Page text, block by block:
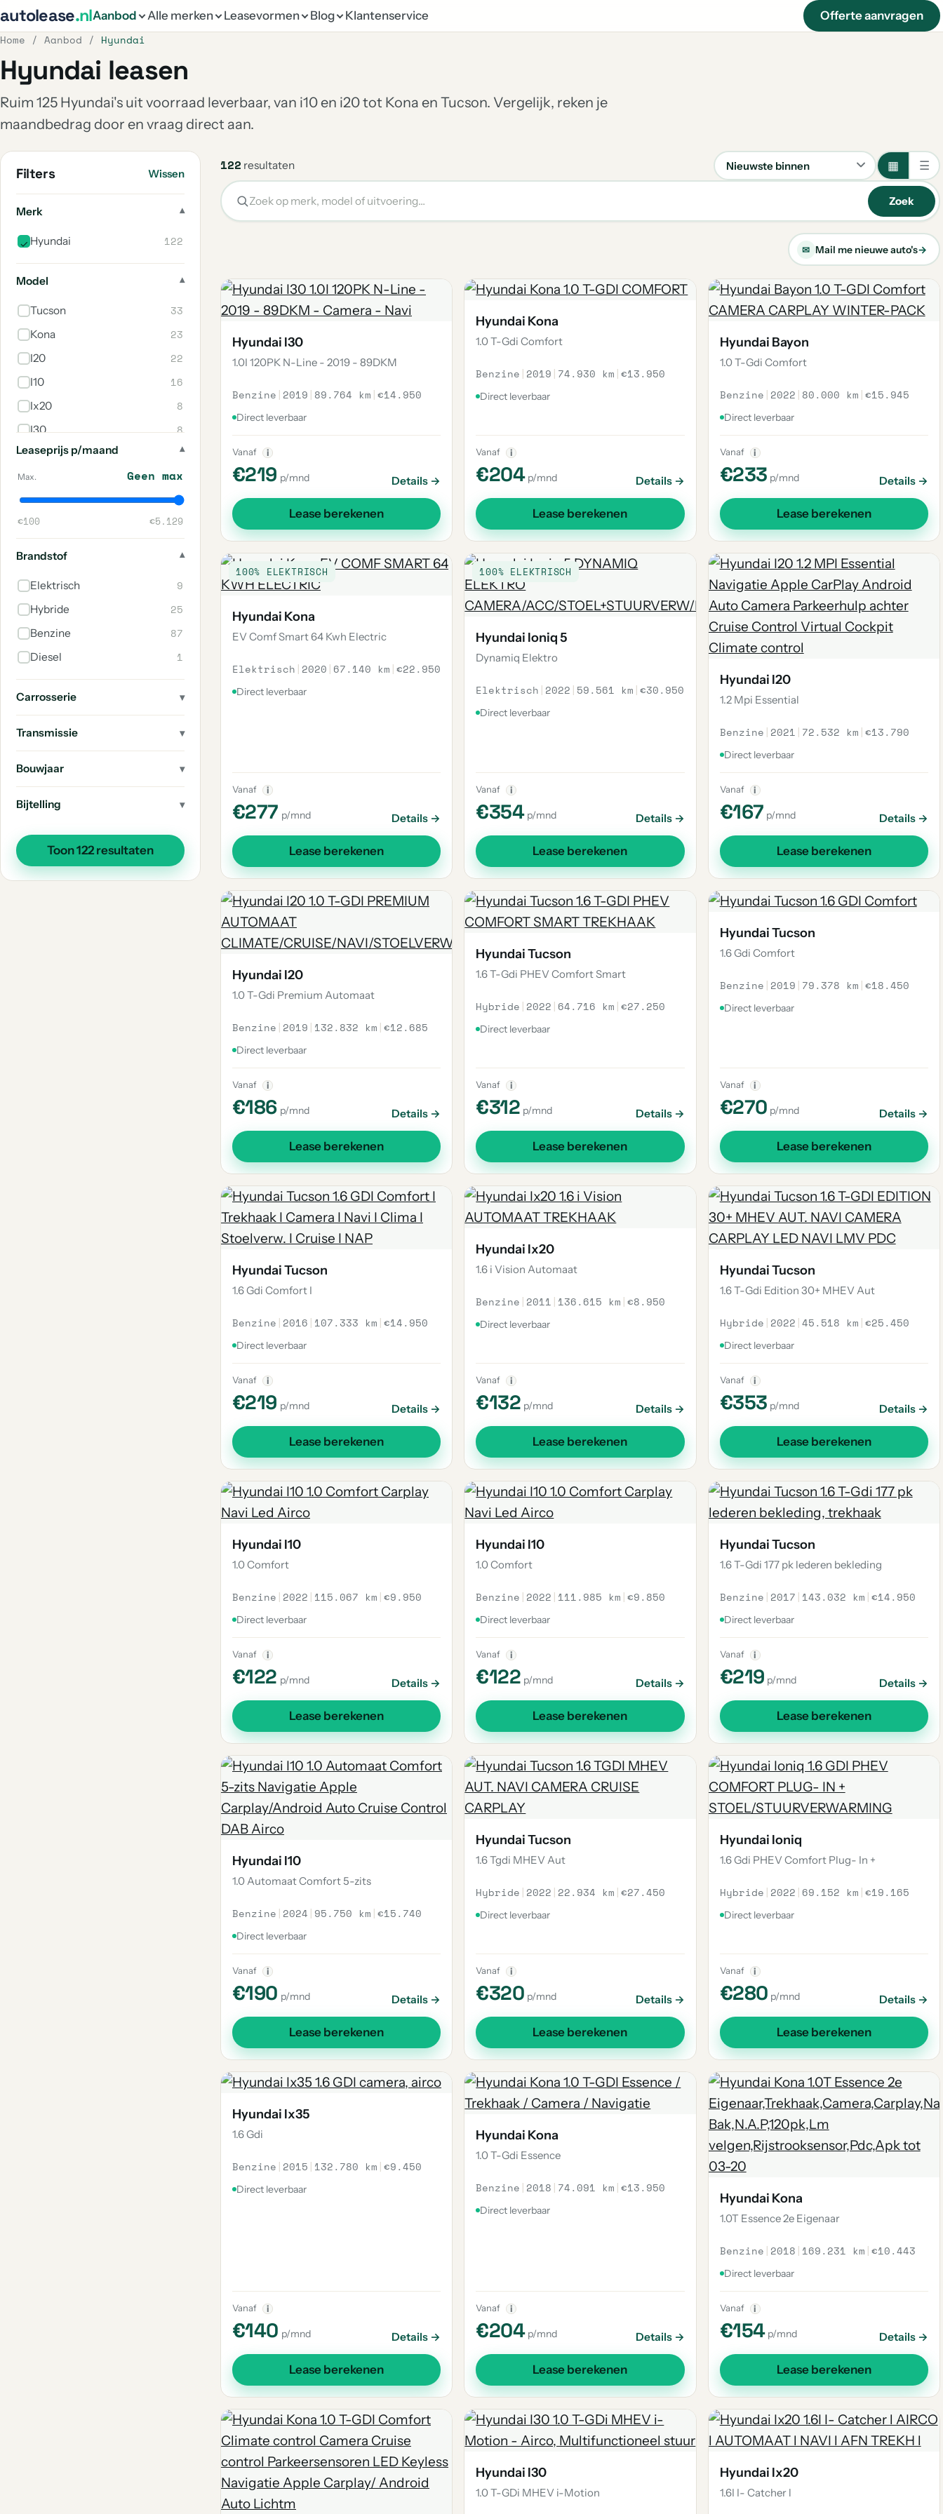
autolease.nlAanbod Alle merken Leasevormen Blog Klantenservice Offerte aanvragen
Home / Aanbod / Hyundai
Hyundai leasen
Ruim 125 Hyundai's uit voorraad leverbaar, van i10 en i20 tot Kona en Tucson. Vergelijk, reken je
maandbedrag door en vraag direct aan.
Filters Wissen
Merk
Hyundai 122
Model
Tucson 33
Kona 23
I20 22
I10 16
Ix20 8
I30 8
Bayon 2
Ioniq 2
Ix35 2
Kona Electric 2
I40 1
Santa Fe
Leaseprijs p/maand
Max. Geen max
€100 €5.129
Brandstof
Elektrisch 9
Hybride 25
Benzine 87
Diesel 1
Carrosserie
Transmissie
Bouwjaar
Bijtelling
Toon 122 resultaten
122 resultaten
Sorteren
▦ ☰
Zoek
✉ Mail me nieuwe auto's→
Hyundai I30
1.0I 120PK N-Line - 2019 - 89DKM
Benzine | 2019 | 89.764 km |€14.950
Direct leverbaar
Vanaf i
€219 p/mnd Details →
Lease berekenen
Hyundai Kona
1.0 T-Gdi Comfort
Benzine | 2019 | 74.930 km |€13.950
Direct leverbaar
Vanaf i
€204 p/mnd Details →
Lease berekenen
Hyundai Bayon
1.0 T-Gdi Comfort
Benzine | 2022 | 80.000 km |€15.945
Direct leverbaar
Vanaf i
€233 p/mnd Details →
Lease berekenen
100% ELEKTRISCH
Hyundai Kona
EV Comf Smart 64 Kwh Electric
Elektrisch | 2020 | 67.140 km |€22.950
Direct leverbaar
Vanaf i
€277 p/mnd Details →
Lease berekenen
100% ELEKTRISCH
Hyundai Ioniq 5
Dynamiq Elektro
Elektrisch | 2022 | 59.561 km |€30.950
Direct leverbaar
Vanaf i
€354 p/mnd Details →
Lease berekenen
Hyundai I20
1.2 Mpi Essential
Benzine | 2021 | 72.532 km |€13.790
Direct leverbaar
Vanaf i
€167 p/mnd Details →
Lease berekenen
Hyundai I20
1.0 T-Gdi Premium Automaat
Benzine | 2019 | 132.832 km |€12.685
Direct leverbaar
Vanaf i
€186 p/mnd Details →
Lease berekenen
Hyundai Tucson
1.6 T-Gdi PHEV Comfort Smart
Hybride | 2022 | 64.716 km |€27.250
Direct leverbaar
Vanaf i
€312 p/mnd Details →
Lease berekenen
Hyundai Tucson
1.6 Gdi Comfort
Benzine | 2019 | 79.378 km |€18.450
Direct leverbaar
Vanaf i
€270 p/mnd Details →
Lease berekenen
Hyundai Tucson
1.6 Gdi Comfort I
Benzine | 2016 | 107.333 km |€14.950
Direct leverbaar
Vanaf i
€219 p/mnd Details →
Lease berekenen
Hyundai Ix20
1.6 i Vision Automaat
Benzine | 2011 | 136.615 km |€8.950
Direct leverbaar
Vanaf i
€132 p/mnd Details →
Lease berekenen
Hyundai Tucson
1.6 T-Gdi Edition 30+ MHEV Aut
Hybride | 2022 |45.518 km |€25.450
Direct leverbaar
Vanaf i
€353 p/mnd Details →
Lease berekenen
Hyundai I10
1.0 Comfort
Benzine | 2022 | 115.067 km |€9.950
Direct leverbaar
Vanaf i
€122 p/mnd Details →
Lease berekenen
Hyundai I10
1.0 Comfort
Benzine | 2022 | 111.985 km |€9.850
Direct leverbaar
Vanaf i
€122 p/mnd Details →
Lease berekenen
Hyundai Tucson
1.6 T-Gdi 177 pk lederen bekleding
Benzine | 2017 | 143.032 km |€14.950
Direct leverbaar
Vanaf i
€219 p/mnd Details →
Lease berekenen
Hyundai I10
1.0 Automaat Comfort 5-zits
Benzine | 2024 | 95.750 km |€15.740
Direct leverbaar
Vanaf i
€190 p/mnd Details →
Lease berekenen
Hyundai Tucson
1.6 Tgdi MHEV Aut
Hybride | 2022 | 22.934 km |€27.450
Direct leverbaar
Vanaf i
€320 p/mnd Details →
Lease berekenen
Hyundai Ioniq
1.6 Gdi PHEV Comfort Plug- In +
Hybride | 2022 | 69.152 km |€19.165
Direct leverbaar
Vanaf i
€280 p/mnd Details →
Lease berekenen
Hyundai Ix35
1.6 Gdi
Benzine | 2015 | 132.780 km |€9.450
Direct leverbaar
Vanaf i
€140 p/mnd Details →
Lease berekenen
Hyundai Kona
1.0 T-Gdi Essence
Benzine | 2018 | 74.091 km |€13.950
Direct leverbaar
Vanaf i
€204 p/mnd Details →
Lease berekenen
Hyundai Kona
1.0T Essence 2e Eigenaar
Benzine | 2018 | 169.231 km |€10.443
Direct leverbaar
Vanaf i
€154 p/mnd Details →
Lease berekenen
Hyundai I30
1.0 T-GDi MHEV i-Motion
Hyundai Ix20
1.6I I- Catcher l